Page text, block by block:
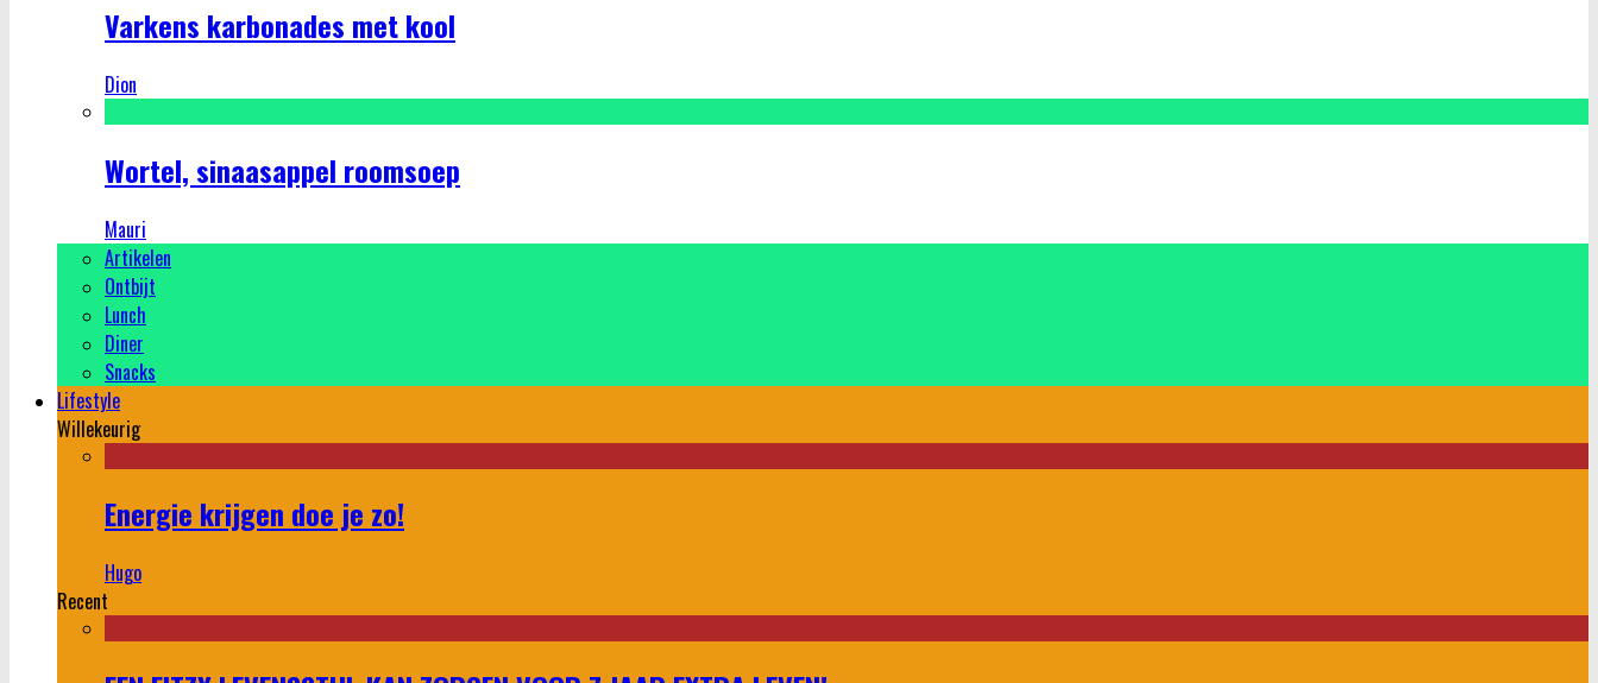
Varkens karbonades met kool
Dion
Wortel, sinaasappel roomsoep
Mauri
Artikelen
Ontbijt
Lunch
Diner
Snacks
Lifestyle
Willekeurig
Energie krijgen doe je zo!
Hugo
Recent